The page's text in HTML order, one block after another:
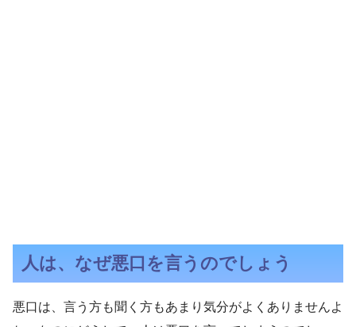
人は、なぜ悪口を言うのでしょう
悪口は、言う方も聞く方もあまり気分がよくありませんよ